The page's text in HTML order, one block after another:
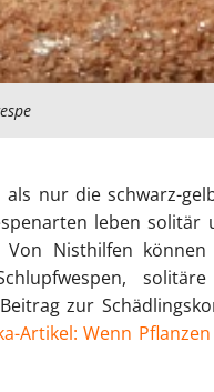
nur die schwarz-
leben solitär
Von Nisthilfen
zur
Artikel:Wenn